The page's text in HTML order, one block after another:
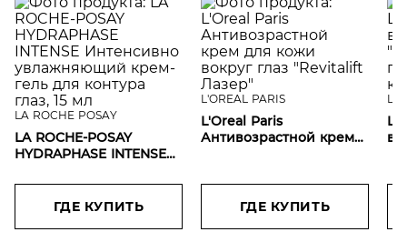
LA ROCHE POSAY
LA ROCHE-POSAY
HYDRAPHASE INTENSE
увлажняющий крем-
гель для контура глаз,
ГДЕ КУПИТЬ
L'OREAL PARIS
L'Oreal Paris
Антивозрастной крем
ГДЕ КУПИТЬ